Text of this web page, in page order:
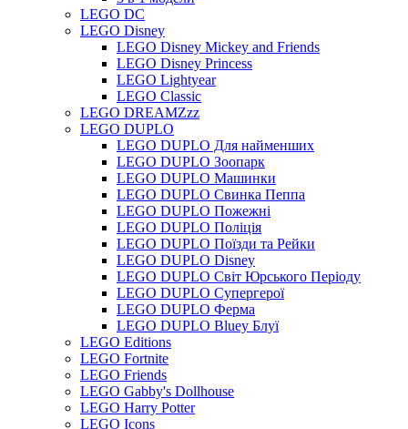
LEGO DC
LEGO Disney
LEGO Disney Mickey and Friends
LEGO Disney Princess
LEGO Lightyear
LEGO Classic
LEGO DREAMZzz
LEGO DUPLO
LEGO DUPLO Для найменших
LEGO DUPLO Зоопарк
LEGO DUPLO Машинки
LEGO DUPLO Свинка Пеппа
LEGO DUPLO Пожежні
LEGO DUPLO Поліція
LEGO DUPLO Поїзди та Рейки
LEGO DUPLO Disney
LEGO DUPLO Світ Юрського Періоду
LEGO DUPLO Супергерої
LEGO DUPLO Ферма
LEGO DUPLO Bluey Блуї
LEGO Editions
LEGO Fortnite
LEGO Friends
LEGO Gabby's Dollhouse
LEGO Harry Potter
LEGO Icons